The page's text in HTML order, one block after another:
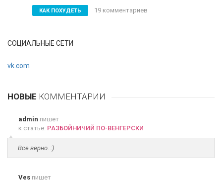
КАК ПОХУДЕТЬ 19 комментариев
СОЦИАЛЬНЫЕ СЕТИ
vk.com
НОВЫЕ КОММЕНТАРИИ
admin пишет
к статье: РАЗБОЙНИЧИЙ ПО-ВЕНГЕРСКИ
Все верно. :)
Ves пишет